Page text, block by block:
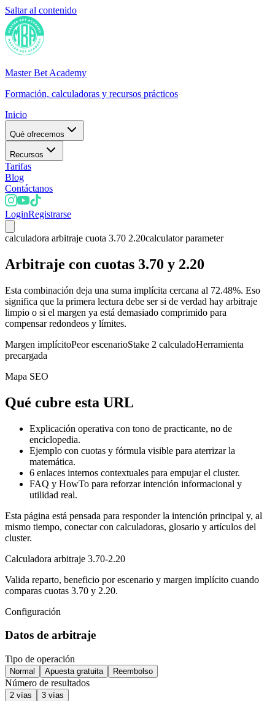
Saltar al contenido
Master Bet Academy
Formación, calculadoras y recursos prácticos
Inicio
Qué ofrecemos
Recursos
Tarifas
Blog
Contáctanos
LoginRegistrarse
calculadora arbitraje cuota 3.70 2.20calculator parameter
Arbitraje con cuotas 3.70 y 2.20
Esta combinación deja una suma implícita cercana al 72.48%. Eso
significa que la primera lectura debe ser si de verdad hay arbitraje
limpio o si el margen ya está demasiado comprimido para
compensar redondeos y límites.
Margen implícitoPeor escenarioStake 2 calculadoHerramienta
precargada
Mapa SEO
Qué cubre esta URL
Explicación operativa con tono de practicante, no de
enciclopedia.
Ejemplo con cuotas y fórmula visible para aterrizar la
matemática.
6 enlaces internos contextuales para empujar el cluster.
FAQ y HowTo para reforzar intención informacional y
utilidad real.
Esta página está pensada para responder la intención principal y, al
mismo tiempo, conectar con calculadoras, glosario y artículos del
cluster.
Calculadora arbitraje 3.70-2.20
Valida reparto, beneficio por escenario y margen implícito cuando
comparas cuotas 3.70 y 2.20.
Configuración
Datos de arbitraje
Tipo de operación
Normal Apuesta gratuita Reembolso
Número de resultados
2 vías 3 vías